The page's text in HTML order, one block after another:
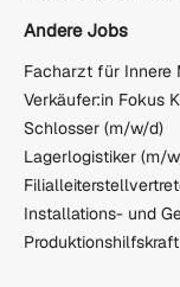
Andere Jobs
Verkäufer:in Fokus
Schlosser (m/w/d)
Lagerlogistiker (m/